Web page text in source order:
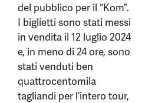
del pubblico per il “Kom”.
I biglietti sono stati messi
in vendita il 12 luglio 2024
e, in meno di 24 ore, sono
stati venduti ben
quattrocentomila
tagliandi per l’intero tour,